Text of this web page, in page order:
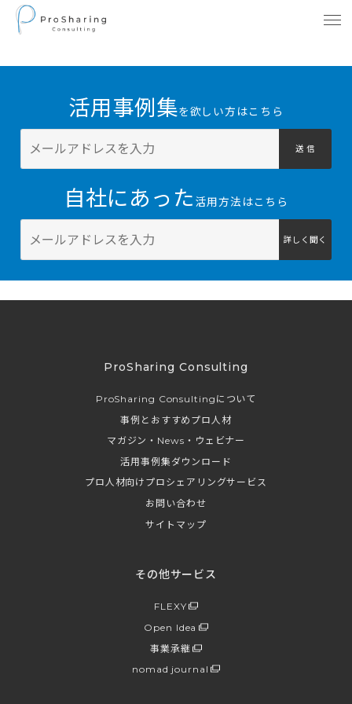
活用事例集を欲しい方はこちら
送 信
自社にあった 活用方法はこちら
詳しく聞く
ProSharing Consulting
ProSharing Consultingについて
事例とおすすめプロ人材
マガジン・News・ウェビナー
活用事例集ダウンロード
プロ人材向けプロシェアリングサービス
お問い合わせ
サイトマップ
その他サービス
FLEXY
Open Idea
事業承継
nomad journal